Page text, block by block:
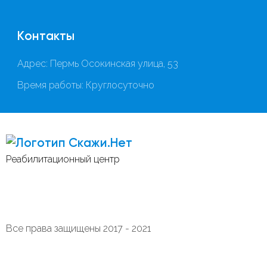
Скажи.Нет
Реабилитационный центр
Все права защищены 2017 - 2021
Контакты
Адрес: Пермь Осокинская улица, 53
Время работы: Круглосуточно